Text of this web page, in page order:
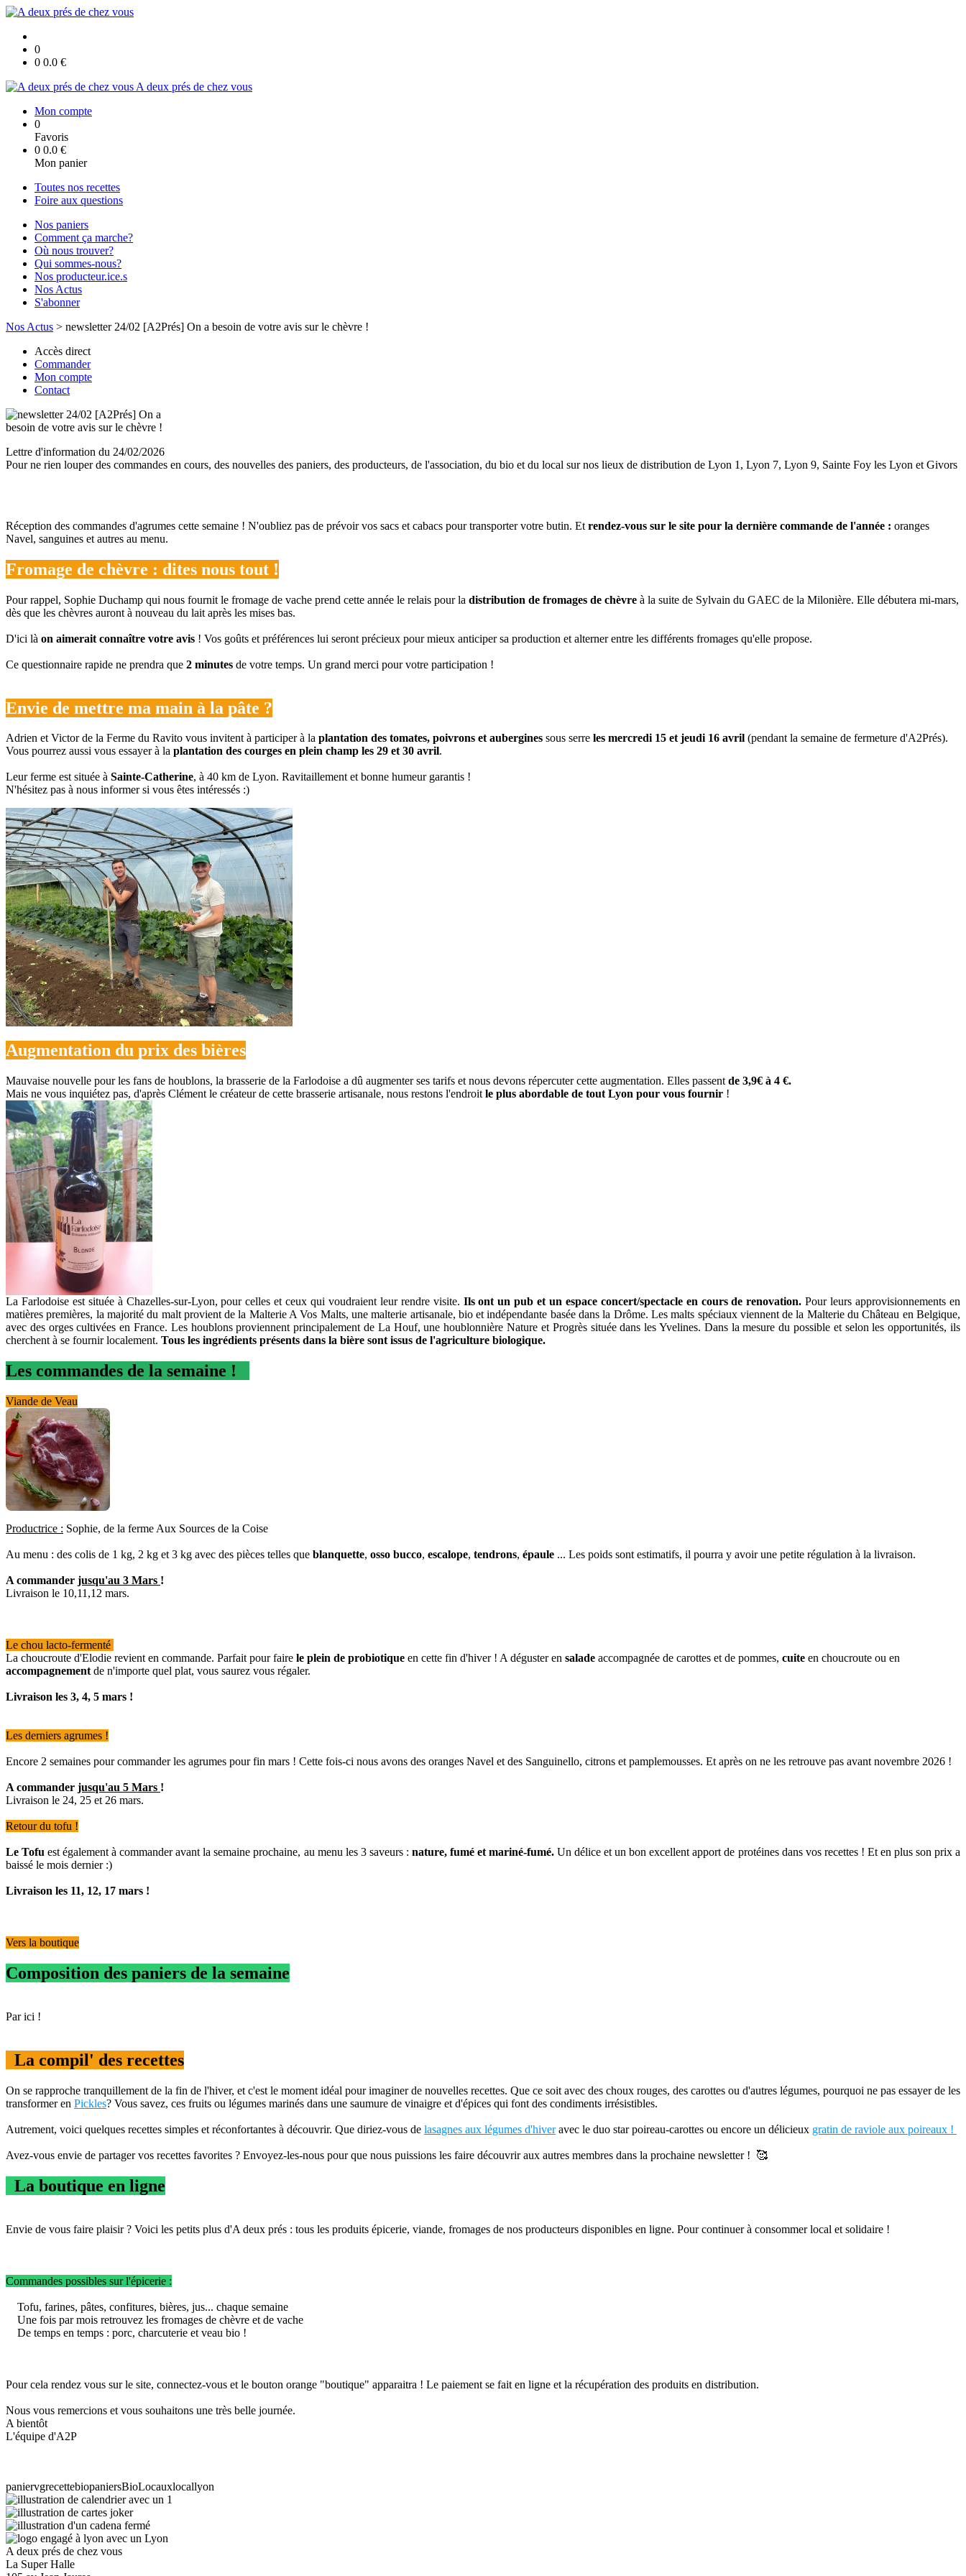
0
0 0.0 €
A deux prés de chez vous
Mon compte
0
Favoris
0 0.0 €
Mon panier
Toutes nos recettes
Foire aux questions
Nos paniers
Comment ça marche?
Où nous trouver?
Qui sommes-nous?
Nos producteur.ice.s
Nos Actus
S'abonner
Nos Actus > newsletter 24/02 [A2Prés] On a besoin de votre avis sur le chèvre !
Accès direct
Commander
Mon compte
Contact
Lettre d'information du 24/02/2026
Pour ne rien louper des commandes en cours, des nouvelles des paniers, des producteurs, de l'association, du bio et du local sur nos lieux de distribution de Lyon 1, Lyon 7, Lyon 9, Sainte Foy les Lyon et Givors
Réception des commandes d'agrumes cette semaine ! N'oubliez pas de prévoir vos sacs et cabacs pour transporter votre butin. Et rendez-vous sur le site pour la dernière commande de l'année : oranges
Navel, sanguines et autres au menu.
Fromage de chèvre : dites nous tout !
Pour rappel, Sophie Duchamp qui nous fournit le fromage de vache prend cette année le relais pour la distribution de fromages de chèvre à la suite de Sylvain du GAEC de la Milonière. Elle débutera mi-mars,
dès que les chèvres auront à nouveau du lait après les mises bas.
D'ici là on aimerait connaître votre avis ! Vos goûts et préférences lui seront précieux pour mieux anticiper sa production et alterner entre les différents fromages qu'elle propose.
Ce questionnaire rapide ne prendra que 2 minutes de votre temps. Un grand merci pour votre participation !
Envie de mettre ma main à la pâte ?
Adrien et Victor de la Ferme du Ravito vous invitent à participer à la plantation des tomates, poivrons et aubergines sous serre les mercredi 15 et jeudi 16 avril (pendant la semaine de fermeture d'A2Prés).
Vous pourrez aussi vous essayer à la plantation des courges en plein champ les 29 et 30 avril.
Leur ferme est située à Sainte-Catherine, à 40 km de Lyon. Ravitaillement et bonne humeur garantis !
N'hésitez pas à nous informer si vous êtes intéressés :)
Augmentation du prix des bières
Mauvaise nouvelle pour les fans de houblons, la brasserie de la Farlodoise a dû augmenter ses tarifs et nous devons répercuter cette augmentation. Elles passent de 3,9€ à 4 €.
Mais ne vous inquiétez pas, d'après Clément le créateur de cette brasserie artisanale, nous restons l'endroit le plus abordable de tout Lyon pour vous fournir !
La Farlodoise est située à Chazelles-sur-Lyon, pour celles et ceux qui voudraient leur rendre visite. Ils ont un pub et un espace concert/spectacle en cours de renovation. Pour leurs approvisionnements en
matières premières, la majorité du malt provient de la Malterie A Vos Malts, une malterie artisanale, bio et indépendante basée dans la Drôme. Les malts spéciaux viennent de la Malterie du Château en Belgique,
avec des orges cultivées en France. Les houblons proviennent principalement de La Houf, une houblonnière Nature et Progrès située dans les Yvelines. Dans la mesure du possible et selon les opportunités, ils
cherchent à se fournir localement. Tous les ingrédients présents dans la bière sont issus de l'agriculture biologique.
Les commandes de la semaine !
Viande de Veau
Productrice : Sophie, de la ferme Aux Sources de la Coise
Au menu : des colis de 1 kg, 2 kg et 3 kg avec des pièces telles que blanquette, osso bucco, escalope, tendrons, épaule ... Les poids sont estimatifs, il pourra y avoir une petite régulation à la livraison.
A commander jusqu'au 3 Mars !
Livraison le 10,11,12 mars.
Le chou lacto-fermenté
La choucroute d'Elodie revient en commande. Parfait pour faire le plein de probiotique en cette fin d'hiver ! A déguster en salade accompagnée de carottes et de pommes, cuite en choucroute ou en
accompagnement de n'importe quel plat, vous saurez vous régaler.
Livraison les 3, 4, 5 mars !
Les derniers agrumes !
Encore 2 semaines pour commander les agrumes pour fin mars ! Cette fois-ci nous avons des oranges Navel et des Sanguinello, citrons et pamplemousses. Et après on ne les retrouve pas avant novembre 2026 !
A commander jusqu'au 5 Mars !
Livraison le 24, 25 et 26 mars.
Retour du tofu !
Le Tofu est également à commander avant la semaine prochaine, au menu les 3 saveurs : nature, fumé et mariné-fumé. Un délice et un bon excellent apport de protéines dans vos recettes ! Et en plus son prix a
baissé le mois dernier :)
Livraison les 11, 12, 17 mars !
Vers la boutique
Composition des paniers de la semaine
Par ici !
La compil' des recettes
On se rapproche tranquillement de la fin de l'hiver, et c'est le moment idéal pour imaginer de nouvelles recettes. Que ce soit avec des choux rouges, des carottes ou d'autres légumes, pourquoi ne pas essayer de les
transformer en Pickles? Vous savez, ces fruits ou légumes marinés dans une saumure de vinaigre et d'épices qui font des condiments irrésistibles.
Autrement, voici quelques recettes simples et réconfortantes à découvrir. Que diriez-vous de lasagnes aux légumes d'hiveravec le duo star poireau-carottes ou encore un délicieux gratin de raviole aux poireaux !
Avez-vous envie de partager vos recettes favorites ? Envoyez-les-nous pour que nous puissions les faire découvrir aux autres membres dans la prochaine newsletter ! 🥰
La boutique en ligne
Envie de vous faire plaisir ? Voici les petits plus d'A deux prés : tous les produits épicerie, viande, fromages de nos producteurs disponibles en ligne. Pour continuer à consommer local et solidaire !
Commandes possibles sur l'épicerie :
Tofu, farines, pâtes, confitures, bières, jus... chaque semaine
Une fois par mois retrouvez les fromages de chèvre et de vache
De temps en temps : porc, charcuterie et veau bio !
Pour cela rendez vous sur le site, connectez-vous et le bouton orange "boutique" apparaitra ! Le paiement se fait en ligne et la récupération des produits en distribution.
Nous vous remercions et vous souhaitons une très belle journée.
A bientôt
L'équipe d'A2P
paniervgrecettebiopaniersBioLocauxlocallyon
A deux prés de chez vous
La Super Halle